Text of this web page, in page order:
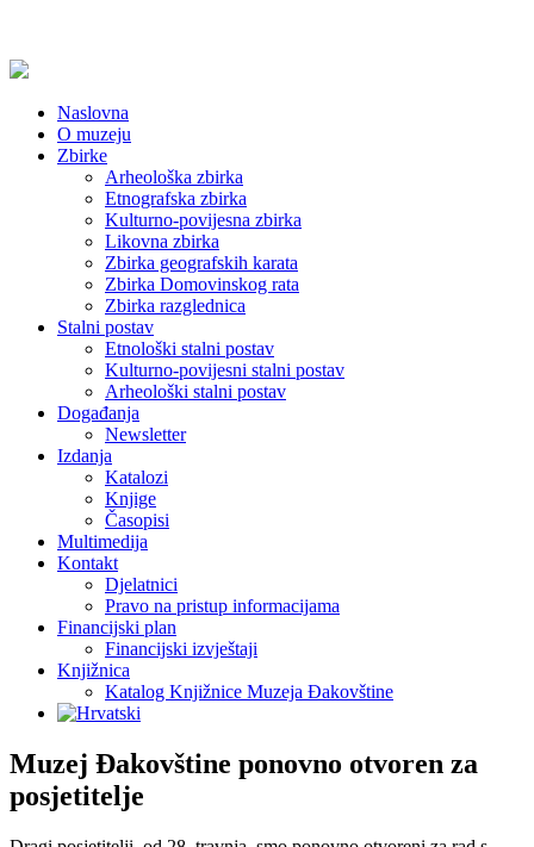
Naslovna
O muzeju
Zbirke
Arheološka zbirka
Etnografska zbirka
Kulturno-povijesna zbirka
Likovna zbirka
Zbirka geografskih karata
Zbirka Domovinskog rata
Zbirka razglednica
Stalni postav
Etnološki stalni postav
Kulturno-povijesni stalni postav
Arheološki stalni postav
Događanja
Newsletter
Izdanja
Katalozi
Knjige
Časopisi
Multimedija
Kontakt
Djelatnici
Pravo na pristup informacijama
Financijski plan
Financijski izvještaji
Knjižnica
Katalog Knjižnice Muzeja Đakovštine
Muzej Đakovštine ponovno otvoren za
posjetitelje